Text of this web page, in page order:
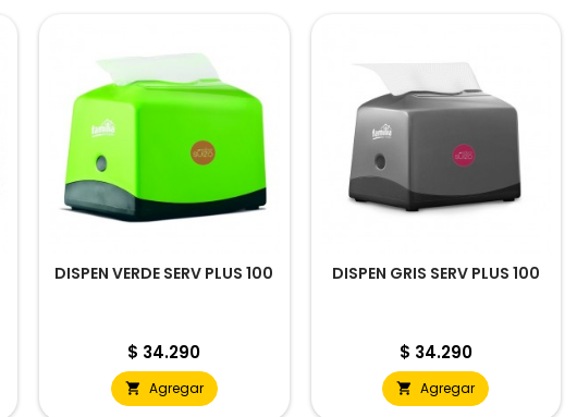
DISPEN VERDE SERV PLUS 100
Precio
$ 34.290
 Agregar
DISPEN GRIS SERV PLUS 100
Precio
$ 34.290
 Agregar